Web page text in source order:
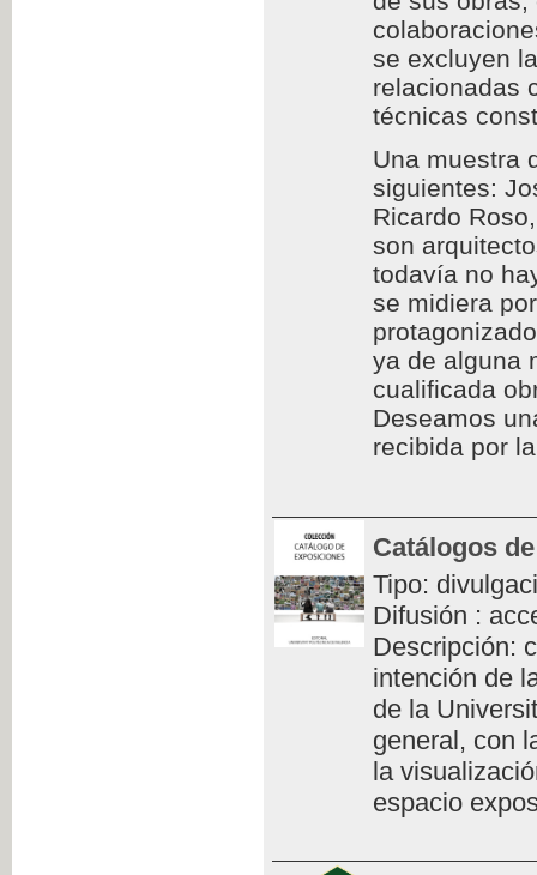
se excluyen
relacionadas
técnicas
Una muestra
siguientes:
Ricardo
son
todavía no
se midiera
ya de alguna
cualificada
Deseamos
recibida por
Catálogos
Tipo:
Difusión :
Descripción:
intención de
de la
general, con
la
espacio